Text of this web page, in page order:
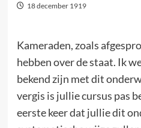
18 december 1919
Kameraden, zoals
hebben over de staat. Ik
bekend zijn met dit
vergis is jullie cursus pas
eerste keer dat jullie dit